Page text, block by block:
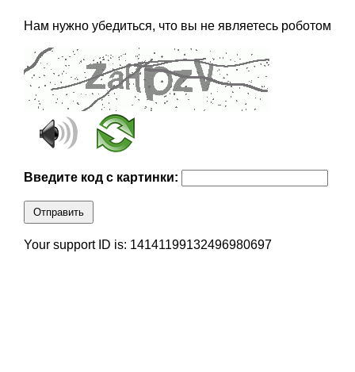
Нам нужно убедиться, что вы не являетесь роботом
Введите код с картинки:
Отправить
Your support ID is: 14141199132496980697